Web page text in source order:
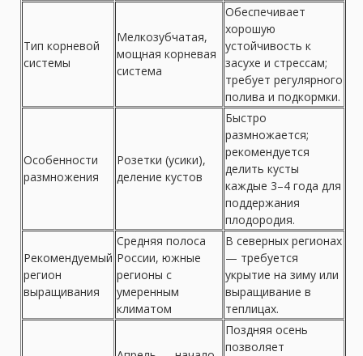
Тип корневой
системы
Мелкозубчатая,
мощная корневая
система
Обеспечивает
хорошую
устойчивость к
засухе и стрессам;
требует регулярного
полива и подкормки.
Особенности
размножения
Розетки (усики),
деление кустов
Быстро
размножается;
рекомендуется
делить кусты
каждые 3–4 года для
поддержания
плодородия.
Рекомендуемый
регион
выращивания
Средняя полоса
России, южные
регионы с
умеренным
климатом
В северных регионах
— требуется
укрытие на зиму или
выращивание в
теплицах.
Поздняя осень
позволяет